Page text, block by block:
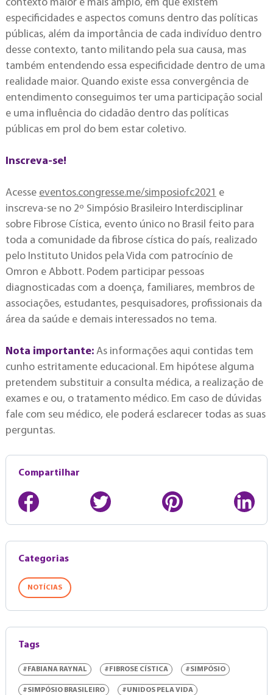
contexto maior e mais amplo, em que existem
especificidades e aspectos comuns dentro das políticas
públicas, além da importância de cada indivíduo dentro
desse contexto, tanto militando pela sua causa, mas
também entendendo essa especificidade dentro de uma
realidade maior. Quando existe essa convergência de
entendimento conseguimos ter uma participação social
e uma influência do cidadão dentro das políticas
públicas em prol do bem estar coletivo.
Inscreva-se!
Acesse eventos.congresse.me/simposiofc2021 e
inscreva-se no 2º Simpósio Brasileiro Interdisciplinar
sobre Fibrose Cística, evento único no Brasil feito para
toda a comunidade da fibrose cística do país, realizado
pelo Instituto Unidos pela Vida com patrocínio de
Omron e Abbott. Podem participar pessoas
diagnosticadas com a doença, familiares, membros de
associações, estudantes, pesquisadores, profissionais da
área da saúde e demais interessados no tema.
Nota importante: As informações aqui contidas tem
cunho estritamente educacional. Em hipótese alguma
pretendem substituir a consulta médica, a realização de
exames e ou, o tratamento médico. Em caso de dúvidas
fale com seu médico, ele poderá esclarecer todas as suas
perguntas.
Compartilhar
Categorias
NOTÍCIAS
Tags
#FABIANA RAYNAL #FIBROSE CÍSTICA #SIMPÓSIO
#SIMPÓSIO BRASILEIRO #UNIDOS PELA VIDA